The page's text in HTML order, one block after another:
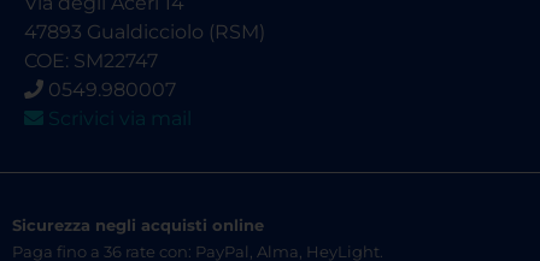
47893 Gualdicciolo (RSM)
COE: SM22747
0549.980007
Scrivici via mail
Sicurezza negli acquisti online
Paga fino a 36 rate con: PayPal, Alma, HeyLight.